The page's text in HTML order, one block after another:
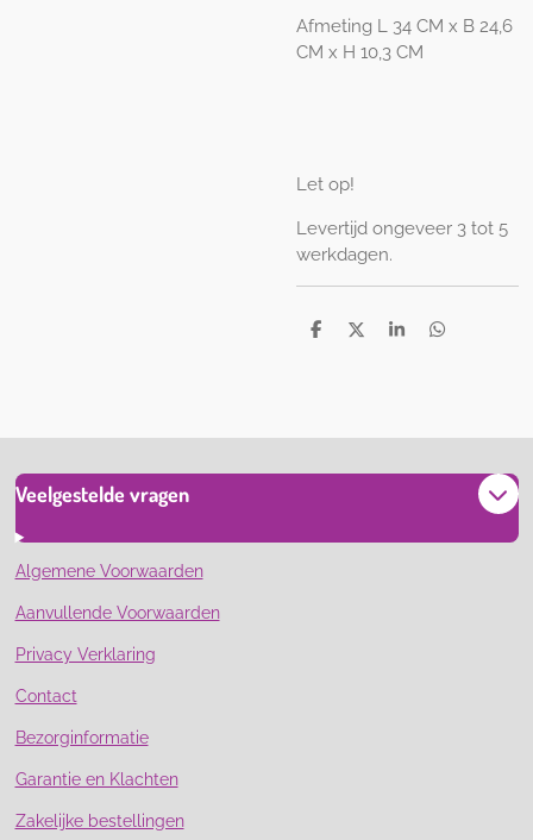
Afmeting L 34 CM x B 24,6
CM x H 10,3 CM
Let op!
Levertijd ongeveer 3 tot 5
werkdagen.
D
D
S
D
Veelgestelde vragen
Algemene Voorwaarden
Aanvullende Voorwaarden
Privacy Verklaring
Contact
Bezorginformatie
Garantie en Klachten
Zakelijke bestellingen